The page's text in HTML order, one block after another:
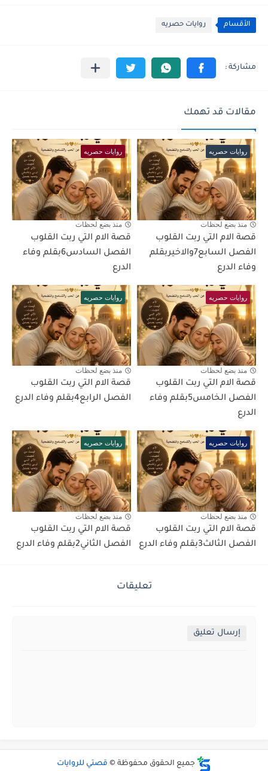
الأقسام روايات حصريه
مقالات قد تهمك
روايات حصريه
منذ بضع لحظات
قصة الام التي ربت القلوب
الفصل السابع7والاخيربقلم
وفاء الدرع
روايات حصريه
منذ بضع لحظات
قصة الام التي ربت القلوب
الفصل السادس6بقلم وفاء
الدرع
روايات حصريه
منذ بضع لحظات
قصة الام التي ربت القلوب
الفصل الخامس5بقلم وفاء
الدرع
روايات حصريه
منذ بضع لحظات
قصة الام التي ربت القلوب
الفصل الرابع4بقلم وفاء الدرع
روايات حصريه
منذ بضع لحظات
قصة الام التي ربت القلوب
الفصل الثالث3بقلم وفاء الدرع
روايات حصريه
منذ بضع لحظات
قصة الام التي ربت القلوب
الفصل الثاني2بقلم وفاء الدرع
تعليقات
إرسال تعليق
جميع الحقوق محفوظة © قصتي للروايات